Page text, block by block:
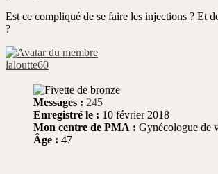
Est ce compliqué de se faire les injections ? Et
?
laloutte60
Messages : 245
Enregistré le : 10 février 2018
Mon centre de PMA : Gynécologue de
Âge : 47